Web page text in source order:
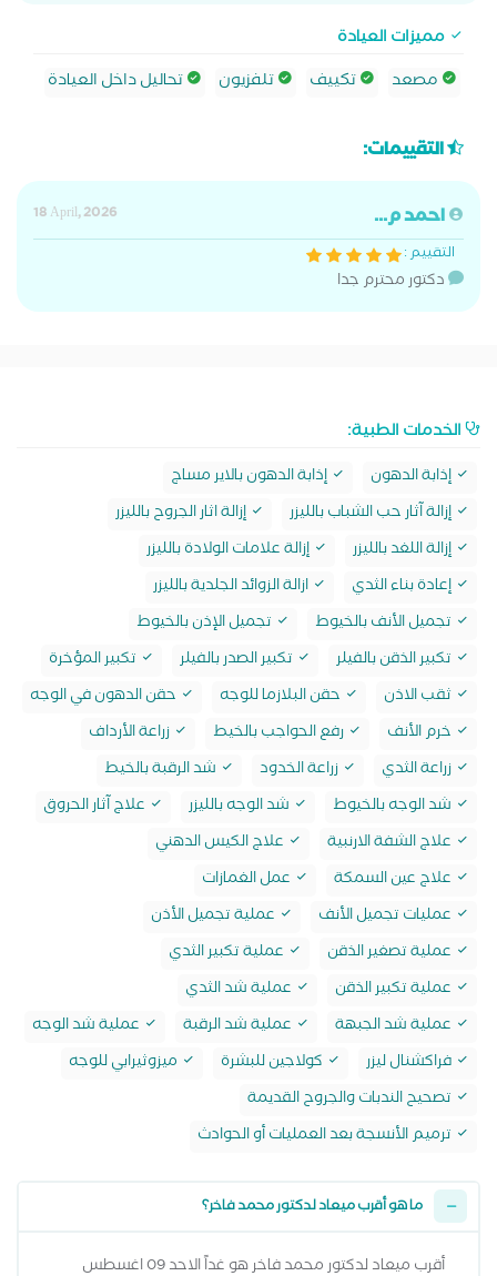
مميزات العيادة
مصعد
تكييف تلفزيون تحاليل داخل العيادة
التقييمات:
احمد م...
18 April, 2026
التقييم :
دكتور محترم جدا
الخدمات الطبية:
إذابة الدهون
إذابة الدهون بالاير مساج
إزالة آثار حب الشباب بالليزر
إزالة اثار الجروح بالليزر
إزالة اللغد بالليزر
إزالة علامات الولادة بالليزر
إعادة بناء الثدي
ازالة الزوائد الجلدية بالليزر
تجميل الأنف بالخيوط
تجميل الإذن بالخيوط
تكبير الذقن بالفيلر
تكبير الصدر بالفيلر
تكبير المؤخرة
ثقب الاذن
حقن البلازما للوجه
حقن الدهون في الوجه
خرم الأنف
رفع الحواجب بالخيط
زراعة الأرداف
زراعة الثدي
زراعة الخدود
شد الرقبة بالخيط
شد الوجه بالخيوط
شد الوجه بالليزر
علاج آثار الحروق
علاج الشفة الارنبية
علاج الكيس الدهني
علاج عين السمكة
عمل الغمازات
عمليات تجميل الأنف
عملية تجميل الأذن
عملية تصغير الذقن
عملية تكبير الثدي
عملية تكبير الذقن
عملية شد الثدي
عملية شد الجبهة
عملية شد الرقبة
عملية شد الوجه
فراكشنال ليزر
كولاجين للبشرة
ميزوثيرابي للوجه
تصحيح الندبات والجروح القديمة
ترميم الأنسجة بعد العمليات أو الحوادث
ما هو أقرب ميعاد لدكتور محمد فاخر؟
أقرب ميعاد لدكتور محمد فاخر هو غداً الاحد 09 اغسطس